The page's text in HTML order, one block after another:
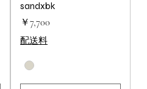
sandxbk
価格
￥7,700
配送料